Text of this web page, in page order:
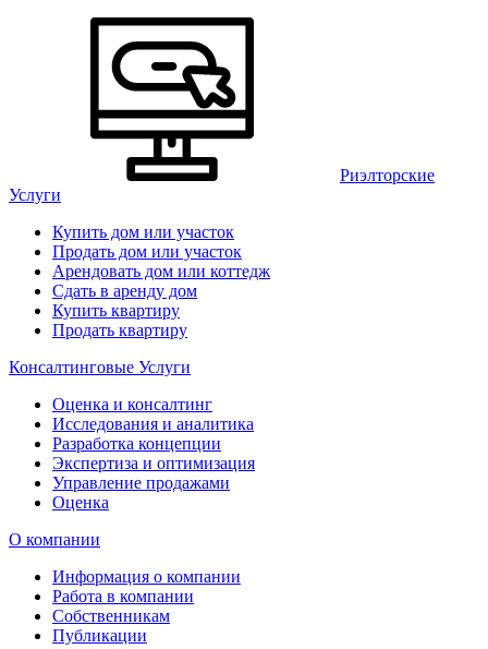
Риэлторские
Услуги
Купить дом или участок
Продать дом или участок
Арендовать дом или коттедж
Сдать в аренду дом
Купить квартиру
Продать квартиру
Консалтинговые Услуги
Оценка и консалтинг
Исследования и аналитика
Разработка концепции
Экспертиза и оптимизация
Управление продажами
Оценка
О компании
Информация о компании
Работа в компании
Собственникам
Публикации